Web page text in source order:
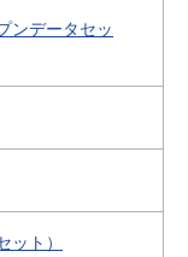
ンデータセッ
ト）